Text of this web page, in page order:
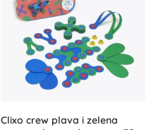
Clixo crew plava i zelena